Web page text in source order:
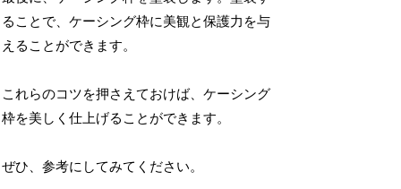
ることで、ケーシング枠に美観と保護力を与
えることができます。
これらのコツを押さえておけば、ケーシング
枠を美しく仕上げることができます。
ぜひ、参考にしてみてください。